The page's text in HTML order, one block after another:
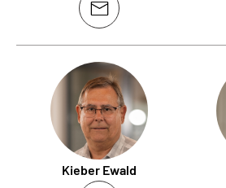
Kieber Ewald